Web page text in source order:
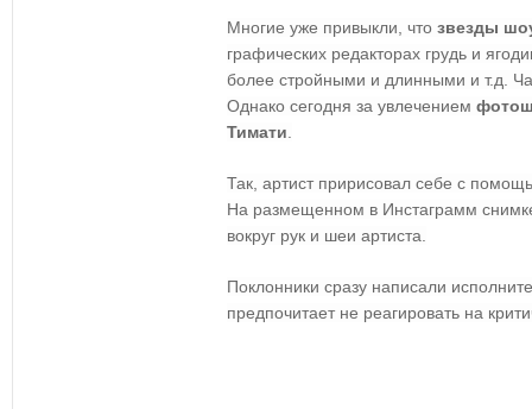
Многие уже привыкли, что звезды
графических редакторах грудь и
более стройными и длинными и т.д.
Однако сегодня за увлечением
Тимати
Так, артист пририсовал себе с
На размещенном в Инстаграмм
вокруг рук и шеи артиста.
Поклонники сразу написали
предпочитает не реагировать на